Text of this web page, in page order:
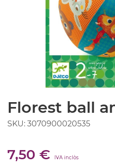
Florest ball
SKU: 3070900020535
7,50 € IVA inclòs